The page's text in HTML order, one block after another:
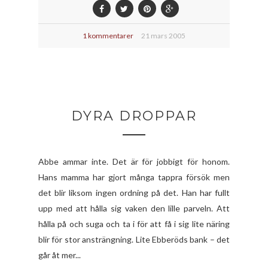
1 kommentarer 21 mars 2005
DYRA DROPPAR
Abbe ammar inte. Det är för jobbigt för honom.
Hans mamma har gjort många tappra försök men
det blir liksom ingen ordning på det. Han har fullt
upp med att hålla sig vaken den lille parveln. Att
hålla på och suga och ta i för att få i sig lite näring
blir för stor ansträngning. Lite Ebberöds bank – det
går åt mer...